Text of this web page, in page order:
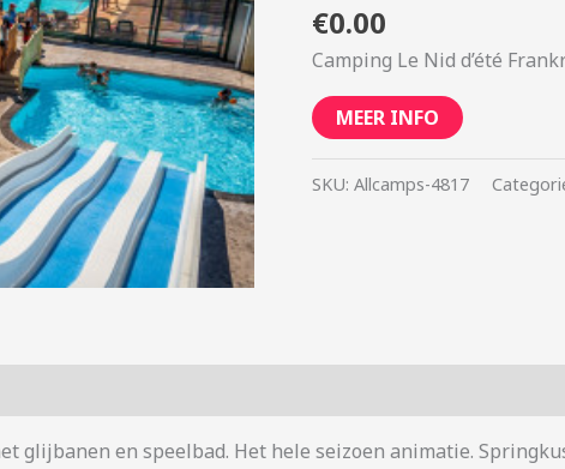
€0.00
Camping Le Nid d’été
MEER INFO
SKU: Allcamps-4817
glijbanen en speelbad. Het hele seizoen animatie.